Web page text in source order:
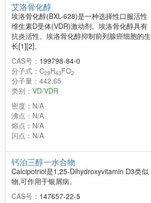
艾洛骨化醇
埃洛骨化醇(BXL-628)是一种选择性口服活性
维生素D受体(VDR)激动剂。埃洛骨化醇具有
抗炎活性。埃洛骨化醇抑制前列腺癌细胞的生
长[1][2]。
CAS号： 199798-84-0
分子式：C29H43FO2
分子量：442.65
类别： VD/VDR
密度：N/A
沸点：N/A
熔点：N/A
闪点：N/A
钙泊三醇一水合物
Calcipotriol是1,25-Dihydroxyvitamin D3类似
物,可作用于银屑病。
CAS号： 147657-22-5